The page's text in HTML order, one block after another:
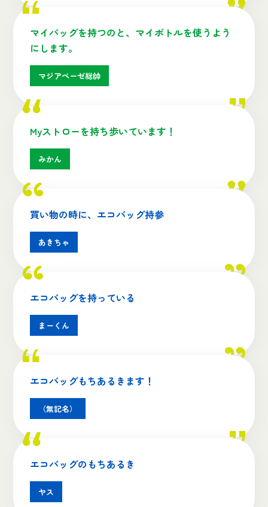
マイバッグを持つのと、マイボトルを使うよう
にします。
マジアベーゼ総帥
Myストローを持ち歩いています！
みかん
買い物の時に、エコバッグ持参
あきちゃ
エコバッグを持っている
まーくん
エコバッグもちあるきます！
（無記名）
エコバッグのもちあるき
ヤス